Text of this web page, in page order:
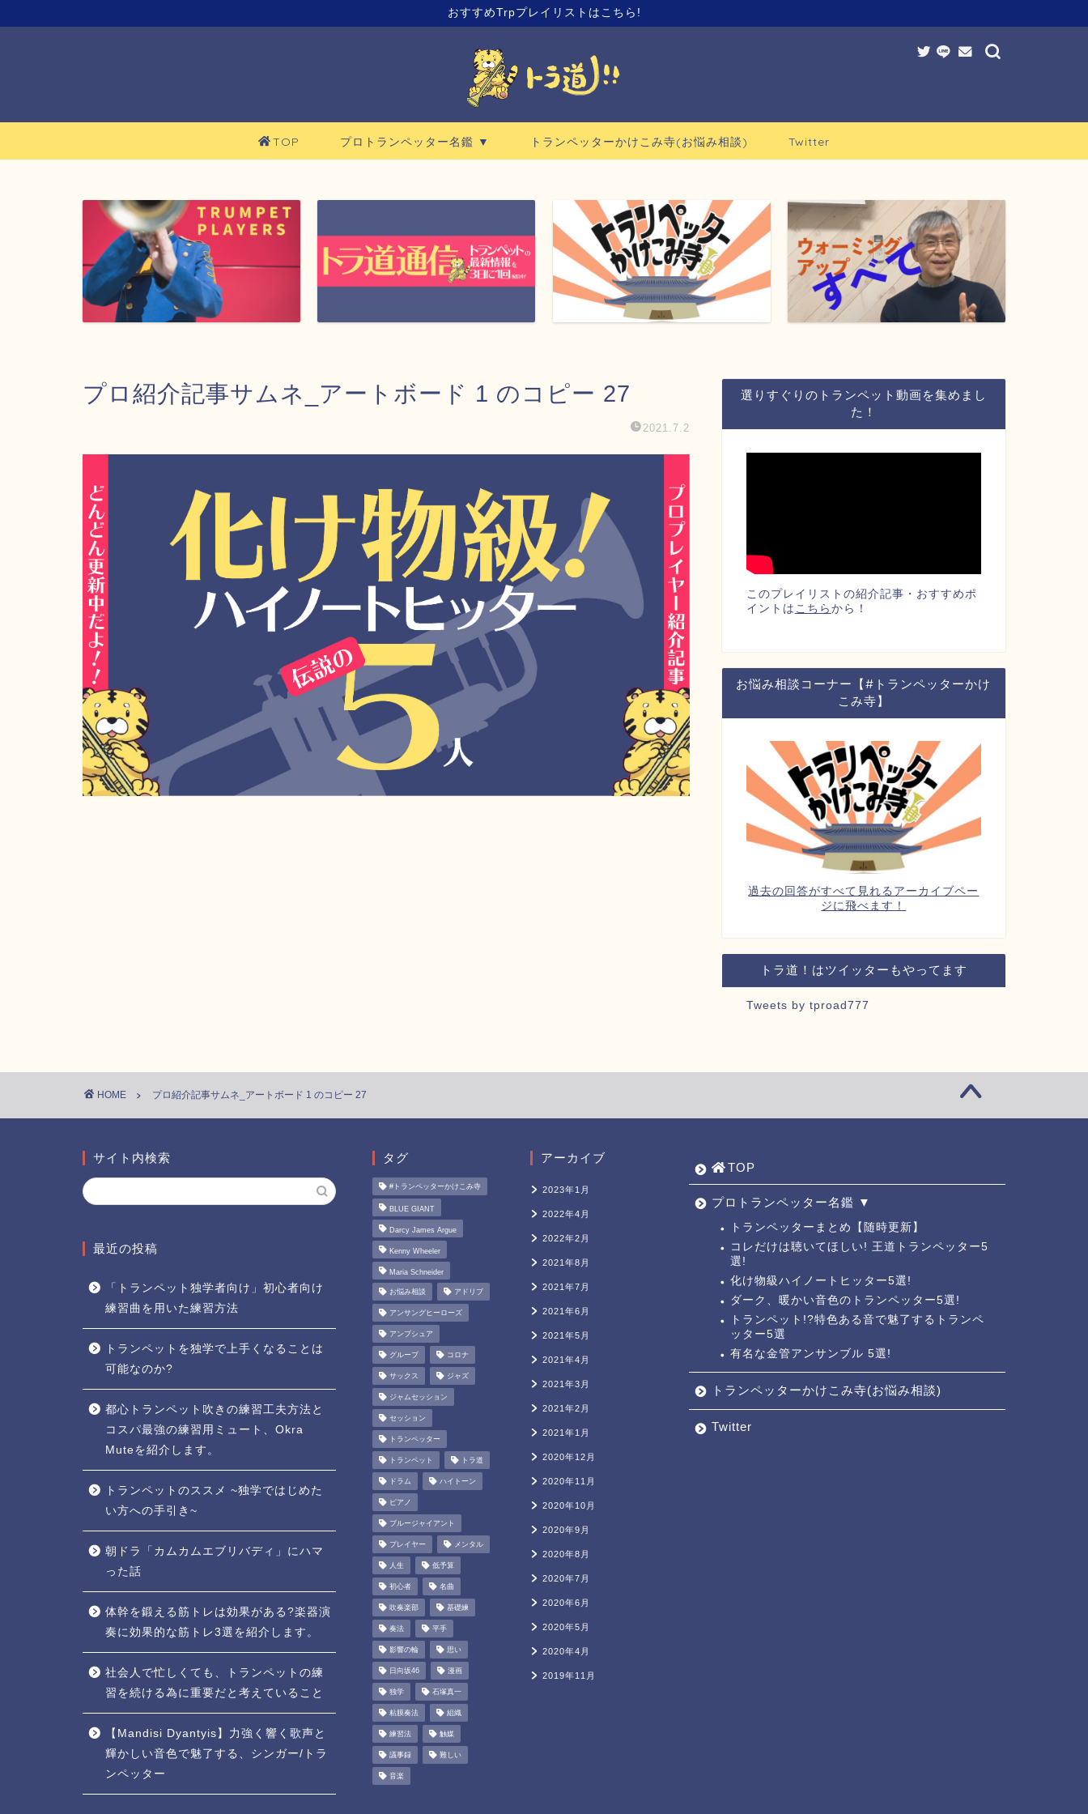
おすすめTrpプレイリストはこちら!
TOP プロトランペッター名鑑 ▼ トランペッターかけこみ寺(お悩み相談) Twitter
プロ紹介記事サムネ_アートボード 1 のコピー 27
2021.7.2
選りすぐりのトランペット動画を集めまし
た！
このプレイリストの紹介記事・おすすめポ
イントは こちら から！
お悩み相談コーナー【#トランペッターかけ
こみ寺】
過去の回答がすべて見れるアーカイブペー
ジに飛べます！
トラ道！はツイッターもやってます
Tweets by tproad777
HOME プロ紹介記事サムネ_アートボード 1 のコピー 27
サイト内検索
最近の投稿
「トランペット独学者向け」初心者向け
練習曲を用いた練習方法
トランペットを独学で上手くなることは
可能なのか?
都心トランペット吹きの練習工夫方法と
コスパ最強の練習用ミュート、Okra
Muteを紹介します。
トランペットのススメ ~独学ではじめた
い方への手引き~
朝ドラ「カムカムエブリバディ」にハマ
った話
体幹を鍛える筋トレは効果がある?楽器演
奏に効果的な筋トレ3選を紹介します。
社会人で忙しくても、トランペットの練
習を続ける為に重要だと考えていること
【Mandisi Dyantyis】力強く響く歌声と
輝かしい音色で魅了する、シンガー/トラ
ンペッター
タグ
#トランペッターかけこみ寺
BLUE GIANT
Darcy James Argue
Kenny Wheeler
Maria Schneider
お悩み相談 アドリブ
アンサングヒーローズ
アンブシュア
グループ コロナ
サックス ジャズ
ジャムセッション
セッション
トランペッター
トランペット トラ道
ドラム ハイトーン
ピアノ
ブルージャイアント
プレイヤー メンタル
人生 低予算
初心者 名曲
吹奏楽部 基礎練
奏法 平手
影響の輪 思い
日向坂46 漫画
独学 石塚真一
粘膜奏法 組織
練習法 触媒
議事録 難しい
音楽
アーカイブ
2023年1月
2022年4月
2022年2月
2021年8月
2021年7月
2021年6月
2021年5月
2021年4月
2021年3月
2021年2月
2021年1月
2020年12月
2020年11月
2020年10月
2020年9月
2020年8月
2020年7月
2020年6月
2020年5月
2020年4月
2019年11月
TOP
プロトランペッター名鑑 ▼
トランペッターまとめ【随時更新】
コレだけは聴いてほしい! 王道トランペッター5
選!
化け物級ハイノートヒッター5選!
ダーク、暖かい音色のトランペッター5選!
トランペット!?特色ある音で魅了するトランペ
ッター5選
有名な金管アンサンブル 5選!
トランペッターかけこみ寺(お悩み相談)
Twitter